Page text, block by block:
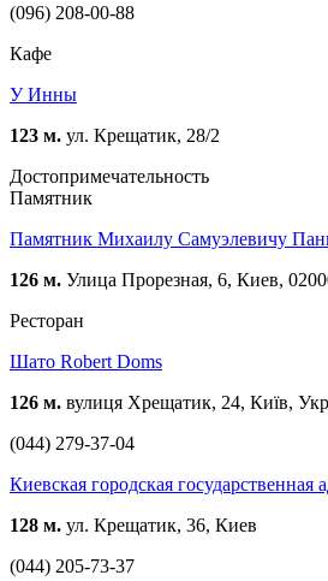
(096) 208-00-88
Кафе
У Инны
123 м. ул. Крещатик, 28/2
Достопримечательность
Памятник
Памятник Михаилу Самуэлевичу
126 м. Улица Прорезная, 6, Киев,
Ресторан
Шато Robert Doms
126 м. вулиця Хрещатик, 24, Київ,
(044) 279-37-04
Киевская городская государственная
128 м. ул. Крещатик, 36, Киев
(044) 205-73-37